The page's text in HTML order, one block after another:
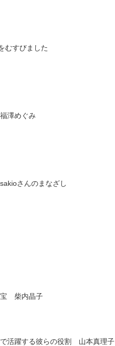
むすびました
澤めぐみ
さんのまなざし
宝 柴内晶子
活躍する彼らの役割 山本真理子